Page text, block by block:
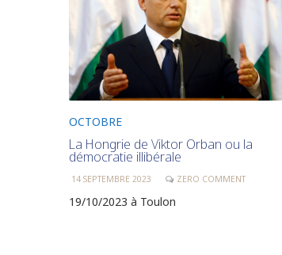
OCTOBRE
La Hongrie de Viktor Orban ou la
démocratie illibérale
14 SEPTEMBRE 2023 ZERO COMMENT
19/10/2023 à Toulon